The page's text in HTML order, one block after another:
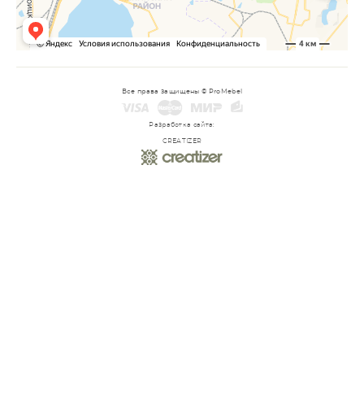
Все права защищены © ProMebel
Разработка сайта:
CREATIZER